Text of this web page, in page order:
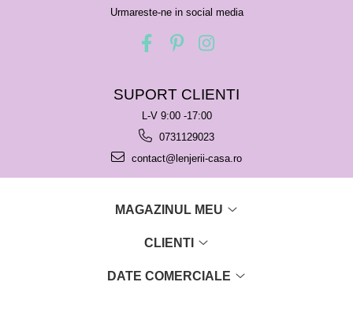
Urmareste-ne in social media
SUPORT CLIENTI
L-V 9:00 -17:00
0731129023
contact@lenjerii-casa.ro
MAGAZINUL MEU
CLIENTI
DATE COMERCIALE